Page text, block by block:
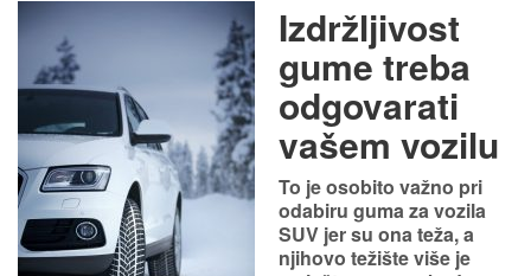
Izdržljivost
gume treba
odgovarati
vašem vozilu
To je osobito važno pri
odabiru guma zavozila
SUV jer su ona teža, a
njihovo težište više je